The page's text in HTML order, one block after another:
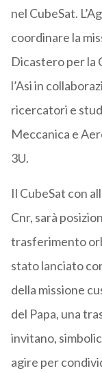
nel CubeSat.
coordinare la
Dicastero per la
l’Asi in
ricercatori e
Meccanica e
3U.
Il CubeSat con
Cnr, sarà
trasferimento
stato lanciato
della missione
del Papa, una
invitano,
agire per